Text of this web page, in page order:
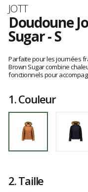
Marque
JOTT
Doudoune
Sugar - S
80R
S
avis
clients
Parfaite pour les journées
Brown Sugar combine
fonctionnels pour
1.Couleur
2.Taille